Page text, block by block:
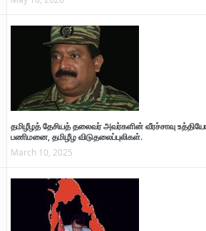
தமிழீழத் தேசியத் தலைவர் அவர்களின் வீரச்சாவு
பணிமனை, தமிழீழ விடுதலைப்புலிகள்.
March 10, 2025